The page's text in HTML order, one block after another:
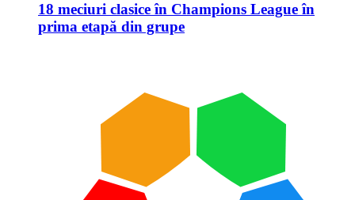
18 meciuri clasice în Champions League în
prima etapă din grupe